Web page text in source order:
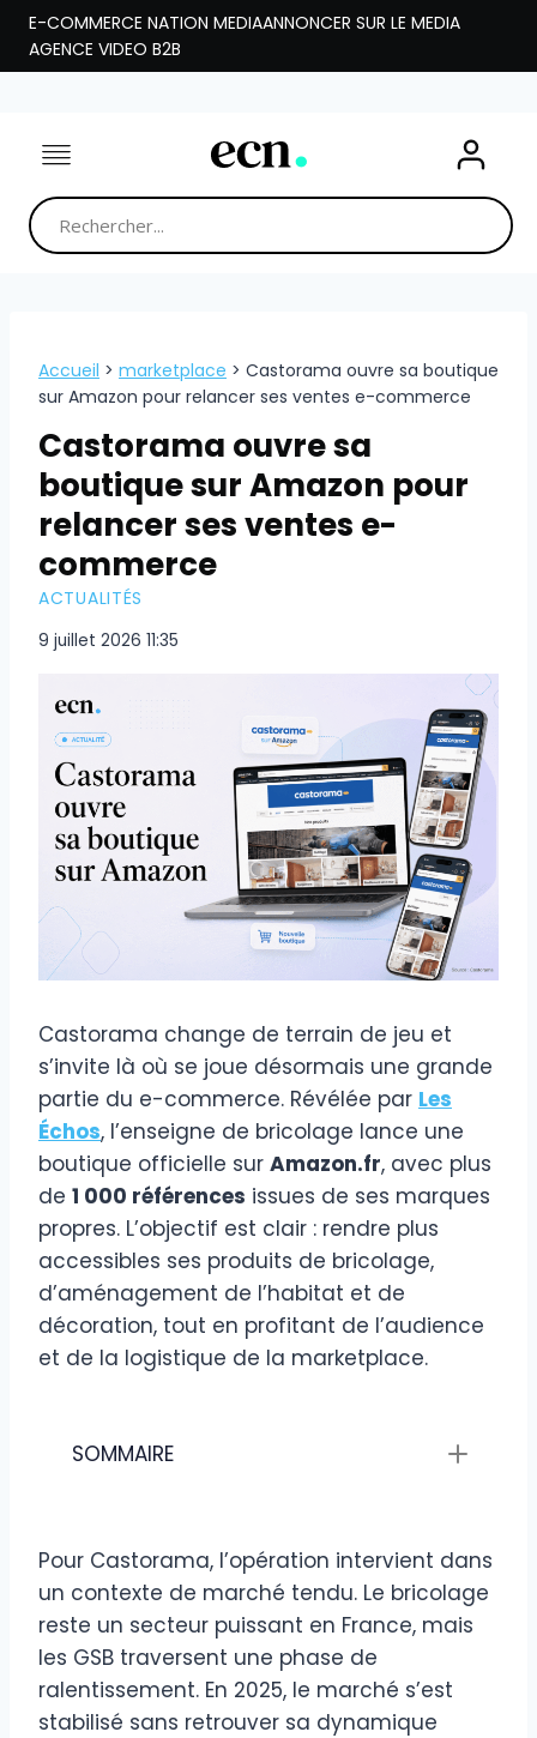
Aller
contenu
E-COMMERCE NATION MEDIAANNONCER SUR LE MEDIA
AGENCE VIDEO B2B
Accueil > marketplace > Castorama ouvre sa boutique
sur Amazon pour relancer ses ventes e-commerce
Castorama ouvre sa
boutique sur Amazon pour
relancer ses ventes e-
commerce
ACTUALITÉS
9 juillet 2026 11:35
Castorama change de terrain de jeu et
s’invite là où se joue désormais une grande
partie du e-commerce. Révélée par Les
Échos, l’enseigne de bricolage lance une
boutique officielle sur Amazon.fr, avec plus
de 1 000 références issues de ses marques
propres. L’objectif est clair : rendre plus
accessibles ses produits de bricolage,
d’aménagement de l’habitat et de
décoration, tout en profitant de l’audience
et de la logistique de la marketplace.
SOMMAIRE
Pour Castorama, l’opération intervient dans
un contexte de marché tendu. Le bricolage
reste un secteur puissant en France, mais
les GSB traversent une phase de
ralentissement. En 2025, le marché s’est
stabilisé sans retrouver sa dynamique